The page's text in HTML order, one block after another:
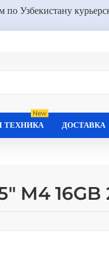
по Узбекистану
ТЕХНИКА
New
ДОСТАВКА
M4 16GB